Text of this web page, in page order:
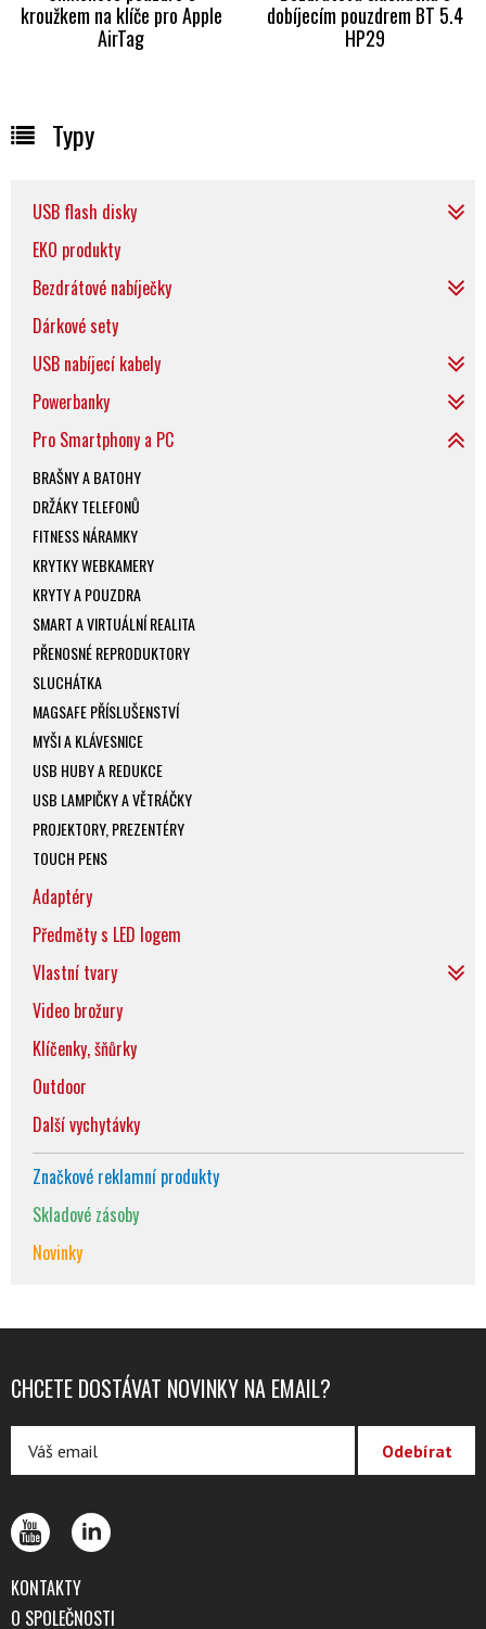
kroužkem na klíče pro Apple
AirTag
dobíjecím pouzdrem BT 5.4
HP29
Typy
USB flash disky
EKO produkty
Bezdrátové nabíječky
Dárkové sety
USB nabíjecí kabely
Powerbanky
Pro Smartphony a PC
BRAŠNY A BATOHY
DRŽÁKY TELEFONŮ
FITNESS NÁRAMKY
KRYTKY WEBKAMERY
KRYTY A POUZDRA
SMART A VIRTUÁLNÍ REALITA
PŘENOSNÉ REPRODUKTORY
SLUCHÁTKA
MAGSAFE PŘÍSLUŠENSTVÍ
MYŠI A KLÁVESNICE
USB HUBY A REDUKCE
USB LAMPIČKY A VĚTRÁČKY
PROJEKTORY, PREZENTÉRY
TOUCH PENS
Adaptéry
Předměty s LED logem
Vlastní tvary
Video brožury
Klíčenky, šňůrky
Outdoor
Další vychytávky
Značkové reklamní produkty
Skladové zásoby
Novinky
CHCETE DOSTÁVAT NOVINKY NA EMAIL?
KONTAKTY
O SPOLEČNOSTI